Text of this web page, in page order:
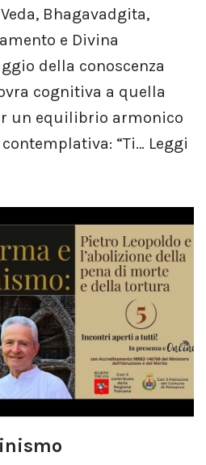
Bhagavadgita,
e Divina
della conoscenza
cognitiva a quella
un equilibrio armonico
“Ti… Leggi